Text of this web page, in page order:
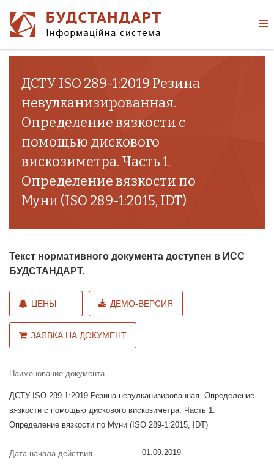
ДСТУ ISO 289-1:2019 Резина
невулканизированная.
Определение вязкости с
помощью дискового
вискозиметра. Часть 1.
Определение вязкости по
Муни (ISO 289-1:2015, IDT)
Текст нормативного документа доступен в ИСС
БУДСТАНДАРТ.
ЦЕНЫ ДЕМО-ВЕРСИЯ
ЗАЯВКА НА ДОКУМЕНТ
Наименование документа
ДСТУ ISO 289-1:2019 Резина невулканизированная. Определение
вязкости с помощью дискового вискозиметра. Часть 1.
Определение вязкости по Муни (ISO 289-1:2015, IDT)
Дата начала действия 01.09.2019